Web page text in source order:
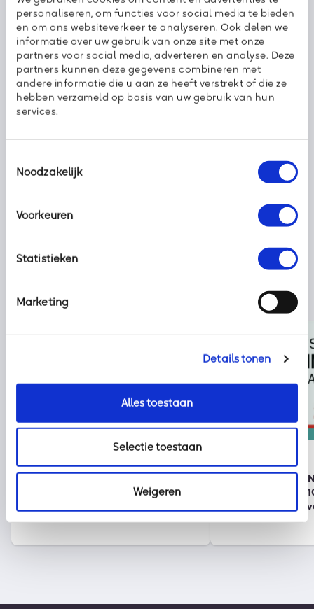
personaliseren, om functies voor social media te bieden
en om ons websiteverkeer te analyseren. Ook delen we
informatie over uw gebruik van onze site met onze
partners voor social media, adverteren en analyse. Deze
partners kunnen deze gegevens combineren met
andere informatie die u aan ze heeft verstrekt of die ze
hebben verzameld op basis van uw gebruik van hun
services.
Noodzakelijk
Voorkeuren
Statistieken
Marketing
Details tonen
Alles toestaan
Selectie toestaan
Weigeren
dure hard- en software, met een security awareness training
heb je al direct een hoop gewonnen. Joachim Hodes is een
van onze topspecialisten op dit vakgebied. Hij praat je graag
bij hoe bewustwording van de risico’s en een verandering van
de mindset snel en blijvend bijdraagt aan een veiliger
omgeving.Neem nu contact op.
Deel dit bericht met uw netwerk:
Klaar voor vakantie? Zo houd je
cybercriminelen buiten de deur
Onze partner
wereldwijde top
duurzame